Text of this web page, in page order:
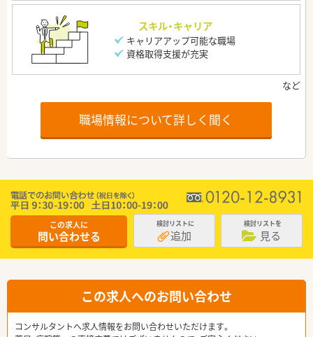
スキル・キャリア
キャリアアップ可能な職場
資格取得支援が充実
職場情報について詳しく聞く
この求人に
問い合わせる
検討リストに
追加
検討リストを
見る
この求人へのお問い合わせ
コンサルタントへ求人情報をお問い合わせいただけます。